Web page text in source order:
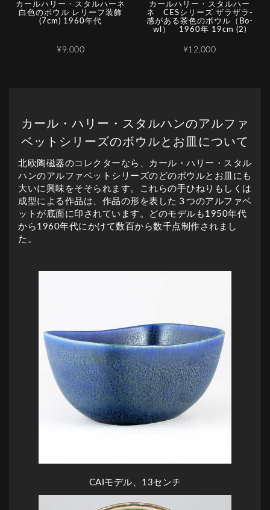
カールハリー・スタルハーネ
白色のボウル レリーフ装飾
(7cm) 1960年代
¥9,000
カールハリー・スタルハー
ネ CESシリーズ ザ­ラ­ザ­ラ­
感­が­あ­る­茶­色­の­ボ­ウ­ル­（­B­o­
w­l­）­ ­1­9­6­0­年 19cm (2)
¥12,000
カール・ハリー・スタルハンのアルファ
ベットシリーズのボウルとお皿について
北欧陶磁器のコレクターなら、カール・ハリー・スタル
ハンのアルファベットシリーズのどのボウルとお皿にも
大いに興味をそそられます。これらの手ひねりもしくは
成型による作品は、作品の形を表した３つのアルファベ
ットが底面に印されています。どのモデルも1950年代
から1960年代にかけて数百から数千点制作されまし
た。
CAIモデル、13センチ